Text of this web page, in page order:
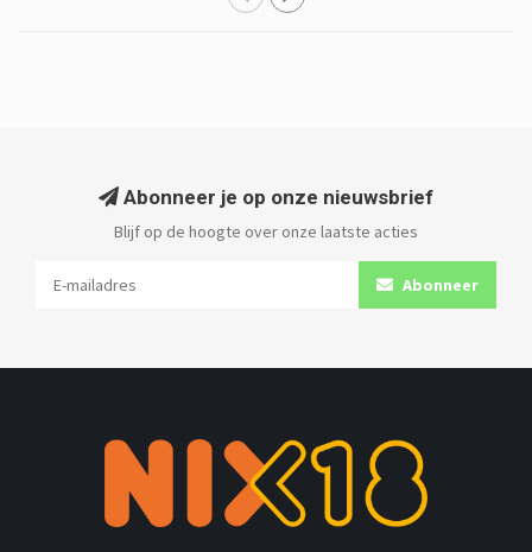
Abonneer je op onze nieuwsbrief
Blijf op de hoogte over onze laatste acties
Abonneer